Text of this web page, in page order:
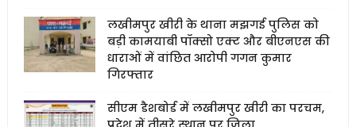
लखीमपुर खीरी के थाना मझगई पुलिस को
बड़ी कामयाबी पॉक्सो एक्ट और बीएनएस की
धाराओं में वांछित आरोपी गगन कुमार
गिरफ्तार
सीएम डैशबोर्ड में लखीमपुर खीरी का परचम,